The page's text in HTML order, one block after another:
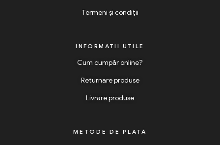
Termeni și condiții
INFORMATII UTILE
Cum cumpăr online?
Returnare produse
Livrare produse
METODE DE PLATĂ